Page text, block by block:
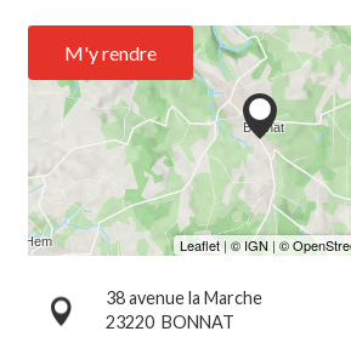
M'y rendre
38 avenue la Marche
23220 BONNAT